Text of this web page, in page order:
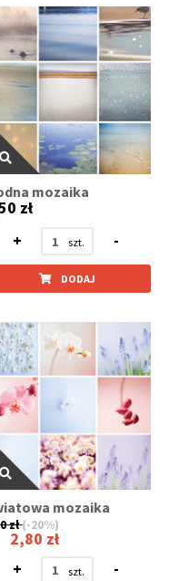
mozaika
zł
+
-
DODAJ
mozaika
zł(-20%)
2,80 zł
+
-